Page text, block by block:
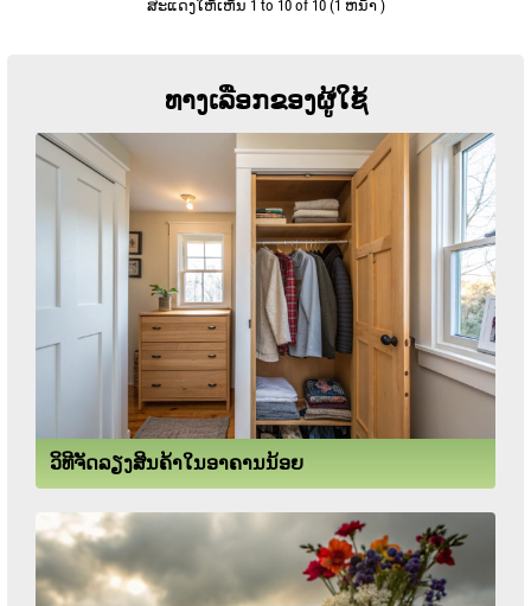
ສະແດງໃຫ້ເຫັນ 1 to 10 of 10 (1 ຫນ້າ )
ທາງເລືອກຂອງຜູ້ໃຊ້
ວິທີຈັດລຽງສິນຄ້າໃນອາຄານນ້ອຍ